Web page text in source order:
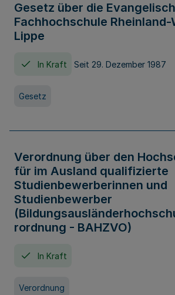
Gesetz über die
Fachhochschule
Lippe
In Kraft Seit 29. Dezember 1987
Gesetz
Verordnung über den
für im Ausland qualifizierte
Studienbewerberinnen und
Studienbewerber
rordnung - BAHZVO)
In Kraft
Verordnung